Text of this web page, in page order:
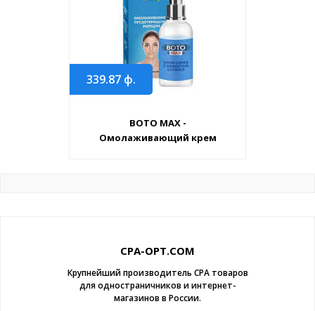
339.87 ф.
BOTO MAX -
Омолаживающий крем
CPA-OPT.COM
Крупнейший производитель CPA товаров
для одностраничников и интернет-
магазинов в России.